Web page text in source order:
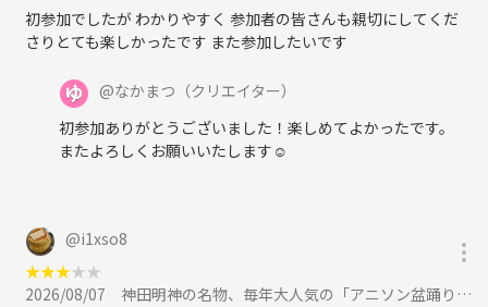
初参加でしたが わかりやすく 参加者の皆さんも親切にしてくだ
さりとても楽しかったです また参加したいです
@なかまつ （クリエイター）
初参加ありがとうございました！楽しめてよかったです。
またよろしくお願いいたします☺
@i1xso8
★★★★★
2026/08/07
神田明神の名物、毎年大人気の「アニソン盆踊り」を楽しもう！に参加